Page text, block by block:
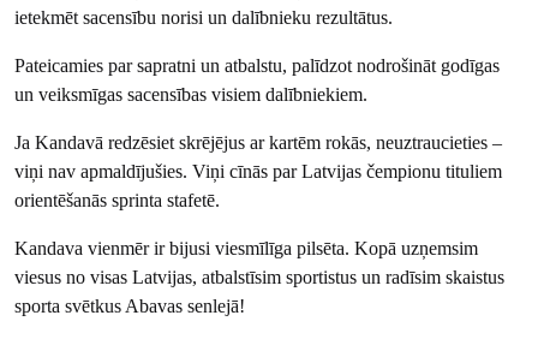
ietekmēt sacensību norisi un dalībnieku rezultātus.
Pateicamies par sapratni un atbalstu, palīdzot nodrošināt godīgas
un veiksmīgas sacensības visiem dalībniekiem.
Ja Kandavā redzēsiet skrējējus ar kartēm rokās, neuztraucieties –
viņi nav apmaldījušies. Viņi cīnās par Latvijas čempionu tituliem
orientēšanās sprinta stafetē.
Kandava vienmēr ir bijusi viesmīlīga pilsēta. Kopā uzņemsim
viesus no visas Latvijas, atbalstīsim sportistus un radīsim skaistus
sporta svētkus Abavas senlejā!